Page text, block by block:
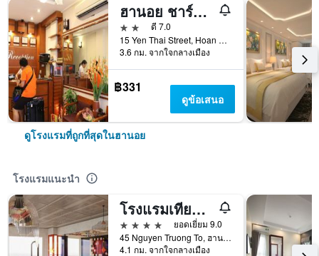
ฮานอย ชาร์มิ่ง เฮาส์
2 ดาว
ดี 7.0
15 Yen Thai Street, Hoan Kiem, ฮานอย, เวียดนาม
3.6 กม. จากใจกลางเมือง
฿331
ดูข้อเสนอ
ดูโรงแรมที่ถูกที่สุดในฮานอย
โรงแรมแนะนำ
โรงแรมเทียนไท
4 ดาว
ยอดเยี่ยม 9.0
45 Nguyen Truong To, ฮานอย, เวียดนาม
4.1 กม. จากใจกลางเมือง